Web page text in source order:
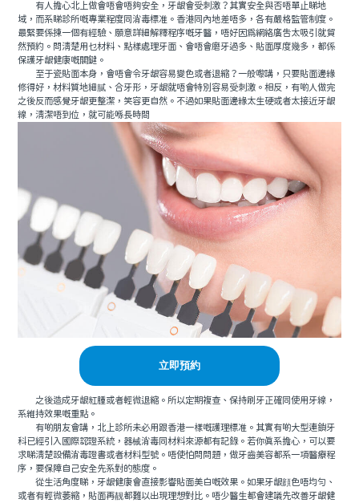
有人擔心北上做會唔會唔夠安全，牙龈會受刺激？其實安全與否唔單止睇地
域，而系睇診所嘅專業程度同消毒標准。香港同內地差唔多，各有嚴格監管制度。
最緊要係揀一個有經驗、願意詳細解釋程序嘅牙醫，唔好因爲網絡廣告太吸引就貿
然預約。問清楚用乜材料、點樣處理牙面、會唔會磨牙過多、貼面厚度幾多，都係
保護牙龈健康嘅關鍵。
至于瓷貼面本身，會唔會令牙龈容易變色或者退縮？一般嚟講，只要貼面邊緣
修得好，材料質地細膩、合牙形，牙龈就唔會特別容易受刺激。相反，有啲人做完
之後反而感覺牙龈更整潔，笑容更自然。不過如果貼面邊緣太生硬或者太接近牙龈
線，清潔唔到位，就可能喺長時間
立即預約
之後造成牙龈紅腫或者輕微退縮。所以定期複查、保持刷牙正確同使用牙線，
系維持效果嘅重點。
有啲朋友會講，北上診所未必用跟香港一樣嘅護理標准。其實有啲大型連鎖牙
科已經引入國際認證系統，器械消毒同材料來源都有記錄。若你真系擔心，可以要
求睇清楚設備消毒證書或者材料型號。唔使怕問問題，做牙齒美容都系一項醫療程
序，要保障自己安全先系對的態度。
從生活角度睇，牙龈健康會直接影響貼面美白嘅效果。如果牙龈顔色唔均勻、
或者有輕微萎縮，貼面再靓都難以出現理想對比。唔少醫生都會建議先改善牙龈健